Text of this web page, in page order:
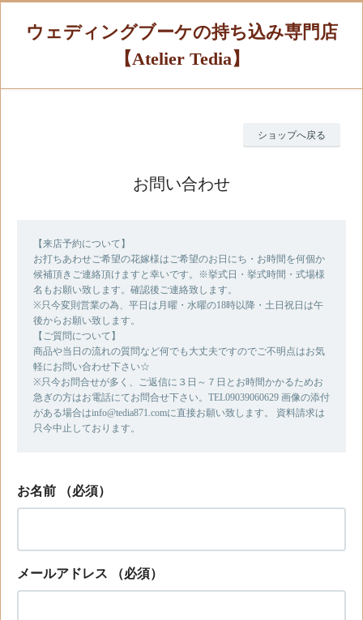
ウェディングブーケの持ち込み専門店
【Atelier Tedia】
ショップへ戻る
お問い合わせ
【来店予約について】
お打ちあわせご希望の花嫁様はご希望のお日にち・お時間を何個か
候補頂きご連絡頂けますと幸いです。※挙式日・挙式時間・式場様
名もお願い致します。確認後ご連絡致します。
※只今変則営業の為、平日は月曜・水曜の18時以降・土日祝日は午
後からお願い致します。
【ご質問について】
商品や当日の流れの質問など何でも大丈夫ですのでご不明点はお気
軽にお問い合わせ下さい☆
※只今お問合せが多く、ご返信に３日～７日とお時間かかるためお
急ぎの方はお電話にてお問合せ下さい。TEL09039060629 画像の添付
がある場合はinfo@tedia871.comに直接お願い致します。 資料請求は
只今中止しております。
お名前 （必須）
メールアドレス （必須）